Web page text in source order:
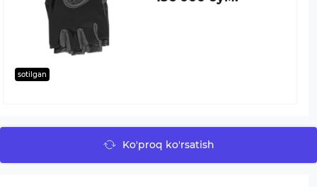
sotilgan
Ko'proq ko'rsatish